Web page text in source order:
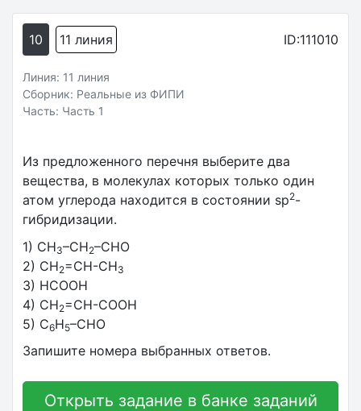
10 11 линия ID:111010
Линия: 11 линия
Сборник: Реальные из ФИПИ
Часть: Часть 1
Из предложенного перечня выберите два
вещества, в молекулах которых только один
атом углерода находится в состоянии sp2-
гибридизации.
1) CH3–CH2–CHO
2) CH2=CH-CH3
3) HCOOH
4) CH2=CH-COOH
5) C6H5–CHO
Запишите номера выбранных ответов.
Открыть задание в банке заданий